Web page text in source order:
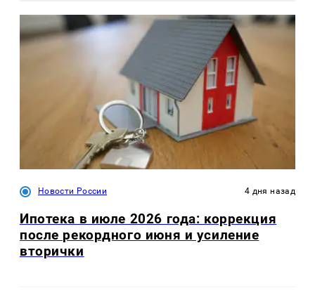
Новости России 4 дня назад
Ипотека в июле 2026 года: коррекция
после рекордного июня и усиление
вторички